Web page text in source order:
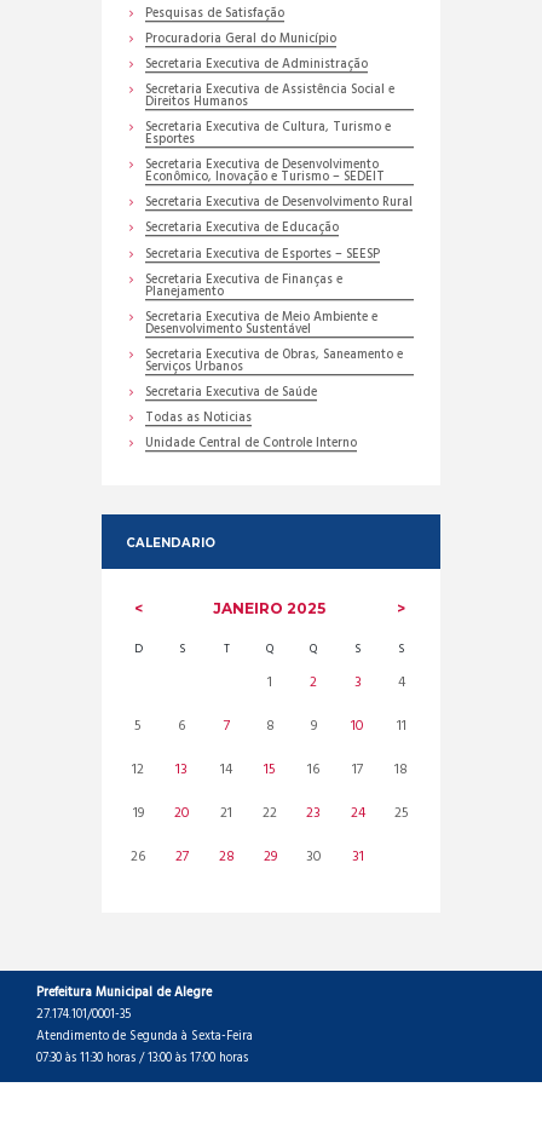
Pesquisas de Satisfação
Procuradoria Geral do Município
Secretaria Executiva de Administração
Secretaria Executiva de Assistência Social e
Direitos Humanos
Secretaria Executiva de Cultura, Turismo e
Esportes
Secretaria Executiva de Desenvolvimento
Econômico, Inovação e Turismo – SEDEIT
Secretaria Executiva de Desenvolvimento Rural
Secretaria Executiva de Educação
Secretaria Executiva de Esportes – SEESP
Secretaria Executiva de Finanças e
Planejamento
Secretaria Executiva de Meio Ambiente e
Desenvolvimento Sustentável
Secretaria Executiva de Obras, Saneamento e
Serviços Urbanos
Secretaria Executiva de Saúde
Todas as Noticias
Unidade Central de Controle Interno
CALENDARIO
JANEIRO2025
D S T Q Q S S
1 2 3
4
5
6 7 8 9 10
11
12
13 14 15 16 17
18
19
20 21 22 23 24
25
26
27 28 29 30 31
Prefeitura Municipal de Alegre
27.174.101/0001-35
Atendimento de Segunda à Sexta-Feira
07:30 às 11:30 horas / 13:00 às 17:00 horas